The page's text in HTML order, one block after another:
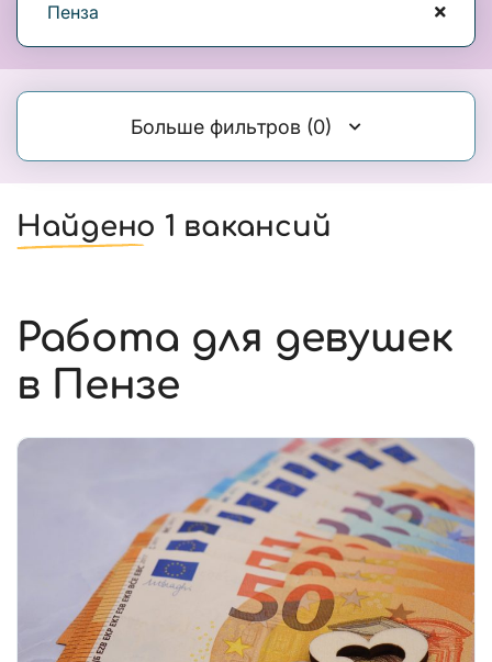
Пенза
Больше фильтров (0)
Найдено 1 вакансий
Работа для девушек
в Пензе